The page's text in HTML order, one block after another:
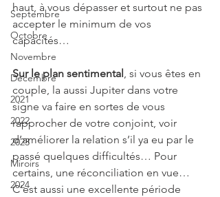
Septembre
Octobre
Novembre
Décembre
2021
2022
2023
Miroirs
2024
haut, à vous dépasser et surtout ne pas
accepter le minimum de vos
capacités…
Sur le plan sentimental , si vous êtes en
couple, la aussi Jupiter dans votre
signe va faire en sortes de vous
rapprocher de votre conjoint, voir
d’améliorer la relation s’il ya eu par le
passé quelques difficultés… Pour
certains, une réconciliation en vue…
C’est aussi une excellente période